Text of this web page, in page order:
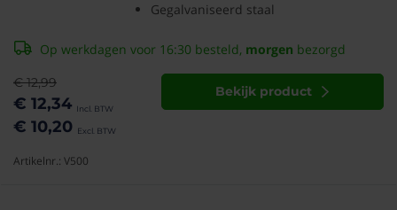
Gegalvaniseerd staal
€ 12,34
€ 10,20
€ 12,99
Op werkdagen voor 16:30 besteld, morgen bezorgd
Bekijk product
Artikelnr.: V500